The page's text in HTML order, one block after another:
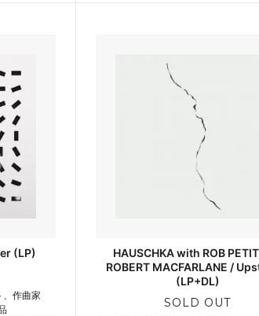
(LP)
、作曲家
HAUSCHKA with ROB
ROBERT MACFARLANE /
(LP+DL)
SOLD OUT